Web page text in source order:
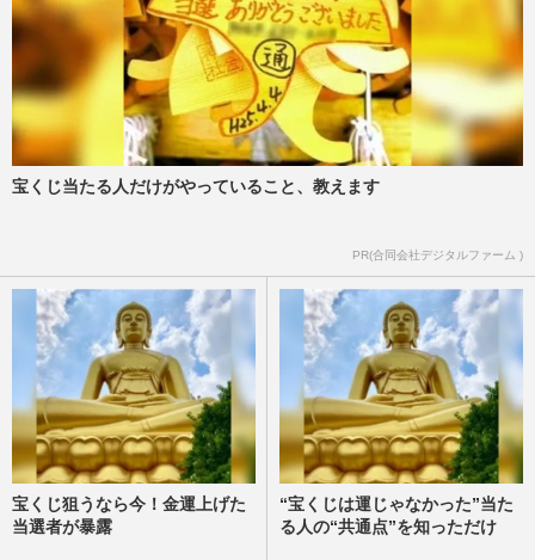
宝くじ当たる人だけがやっていること、教えます
PR(合同会社デジタルファーム )
宝くじ狙うなら今！金運上げた
当選者が暴露
“宝くじは運じゃなかった”当た
る人の“共通点”を知っただけ